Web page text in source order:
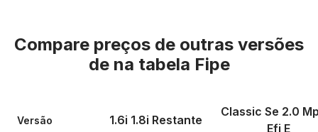
Compare preços de outras versões
de na tabela Fipe
Versão 1.6i 1.8i Restante
Classic Se 2.0
Efi E